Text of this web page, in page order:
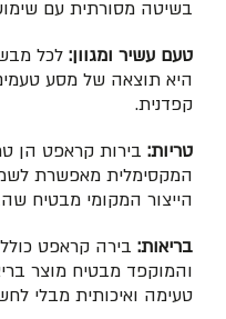
בשיטה מסורתית עם
טעם עשיר ומגוון: לכל
היא תוצאה של מסע
קפדנית.
טריות: בירות קראפט הן
המקסימלית מאפשרת
הייצור המקומי מבטיח
בריאות: בירה קראפט
והמוקפד מבטיח מוצר
טעימה ואיכותית מבלי